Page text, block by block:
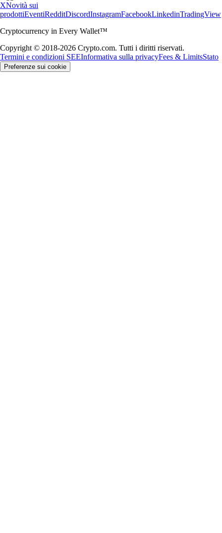
XNovità sui
prodottiEventiRedditDiscordInstagramFacebookLinkedinTradingView
Cryptocurrency in Every Wallet™
Copyright © 2018-2026 Crypto.com. Tutti i diritti riservati.
Termini e condizioni SEEInformativa sulla privacyFees & LimitsStato
Preferenze sui cookie